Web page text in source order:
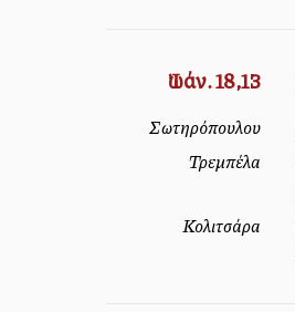
Ἰωάν. 18,13
Σωτηρόπουλου
Τρεμπέλα
Κολιτσάρα